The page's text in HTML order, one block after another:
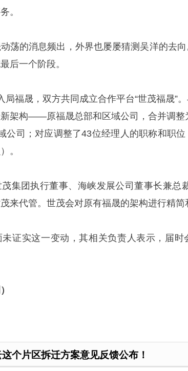
。
荡的消息频出，外界也屡屡猜测吴洋的去
后一个阶段。
局福晟，双方共同成立合作平台“世茂福晟”
架构——原福晟总部和区域公司，合并调整
公司；对应调整了43位经理人的职称和职
。
集团执行董事、海峡发展公司董事长兼总
来代管。世茂会对原有福晟的架构进行精简
证实这一变动，其相关负责人表示，届时
个片区拆迁方案意见反馈公布！